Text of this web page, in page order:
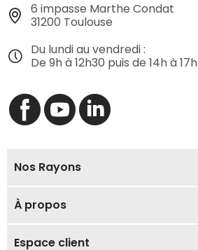
6 impasse Marthe Condat
31200 Toulouse
Du lundi au vendredi :
De 9h à 12h30 puis de 14h à 17h
Nos Rayons
À propos
Espace client